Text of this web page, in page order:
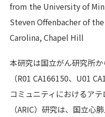
from the University of
Steven Offenbacher of
Carolina, Chapel Hill
本研究は国立がん研究所
（R01 CA166150、U01
コミュニティにおけるア
（ARIC）研究は、国立心